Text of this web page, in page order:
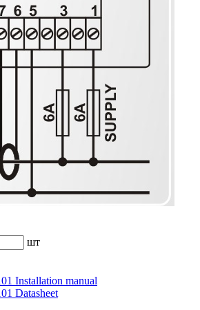
шт
Installation manual
Datasheet